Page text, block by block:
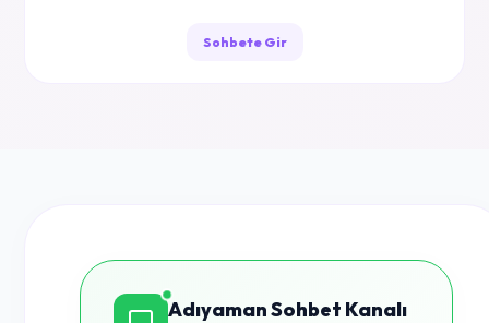
Sohbete Gir
Adıyaman Sohbet Kanalı